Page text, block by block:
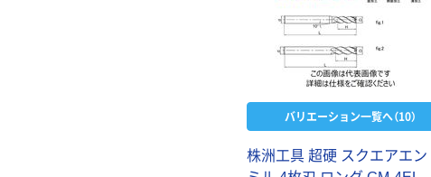
バリエーション一覧へ（10）
株洲工具 超硬 スクエアエン